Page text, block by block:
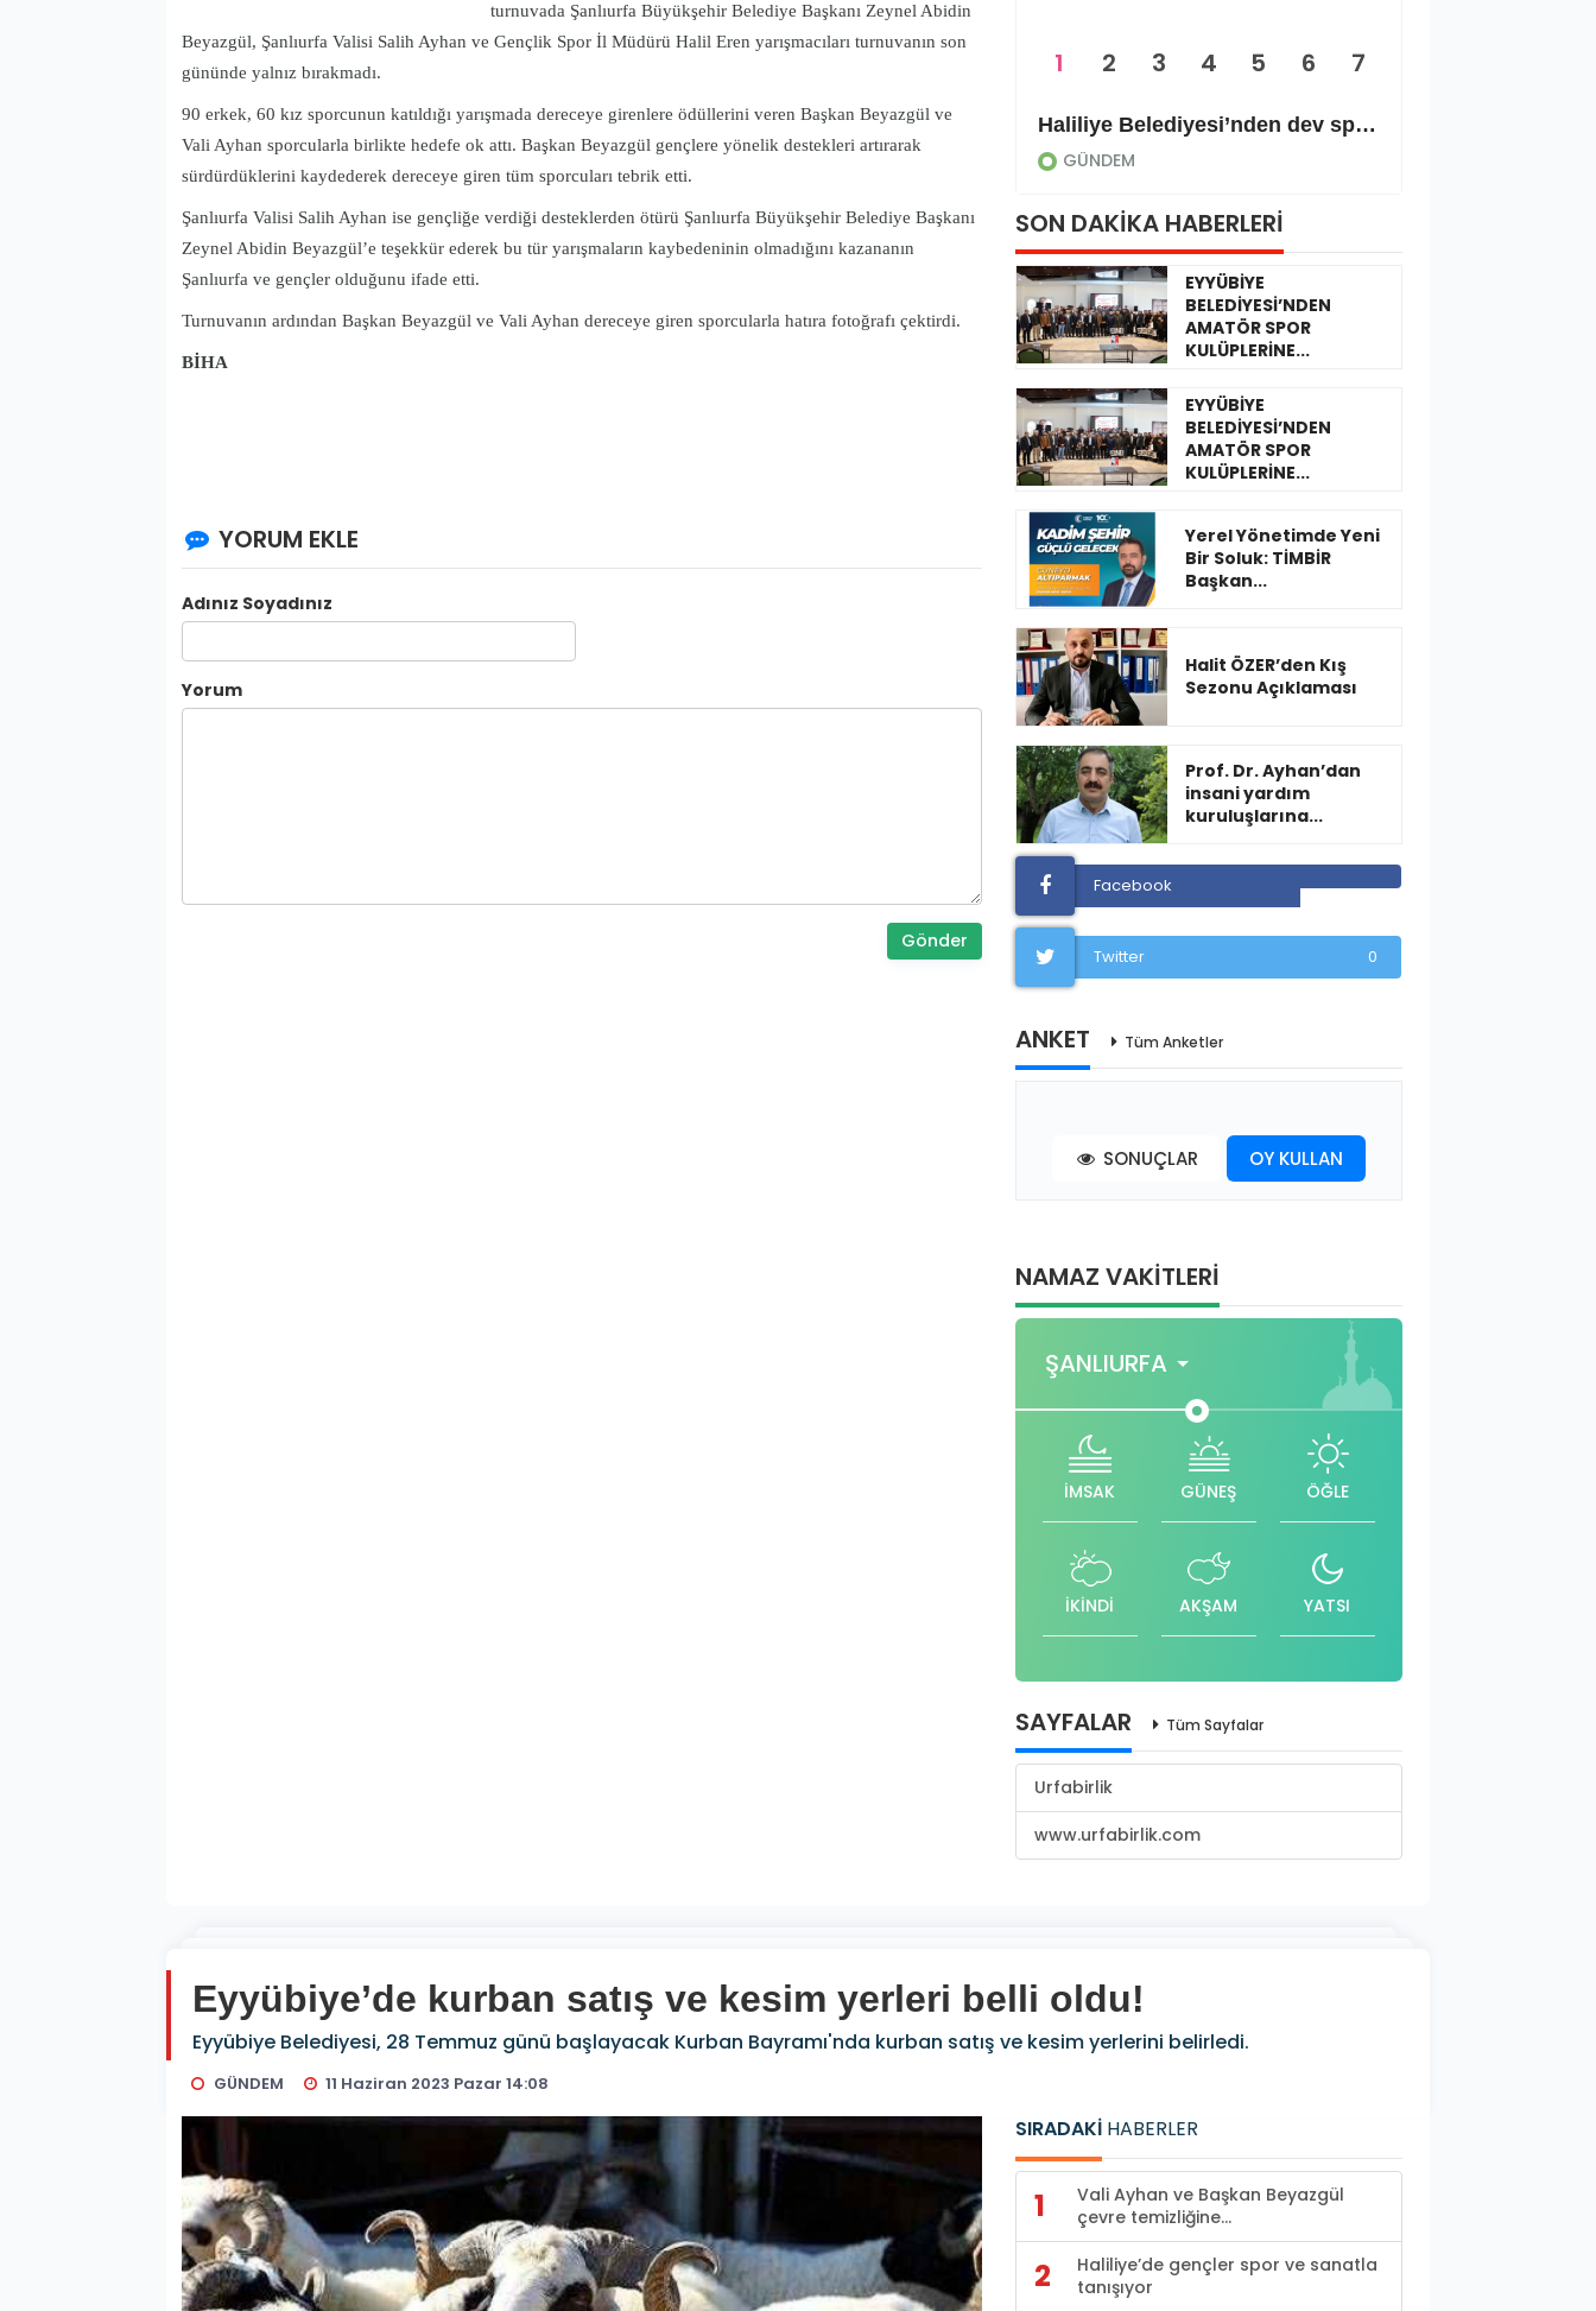
turnuvada Şanlıurfa Büyükşehir Belediye Başkanı Zeynel Abidin
Beyazgül, Şanlıurfa Valisi Salih Ayhan ve Gençlik Spor İl Müdürü Halil Eren yarışmacıları turnuvanın son
gününde yalnız bırakmadı.
90 erkek, 60 kız sporcunun katıldığı yarışmada dereceye girenlere ödüllerini veren Başkan Beyazgül ve
Vali Ayhan sporcularla birlikte hedefe ok attı. Başkan Beyazgül gençlere yönelik destekleri artırarak
sürdürdüklerini kaydederek dereceye giren tüm sporcuları tebrik etti.
Şanlıurfa Valisi Salih Ayhan ise gençliğe verdiği desteklerden ötürü Şanlıurfa Büyükşehir Belediye Başkanı
Zeynel Abidin Beyazgül’e teşekkür ederek bu tür yarışmaların kaybedeninin olmadığını kazananın
Şanlıurfa ve gençler olduğunu ifade etti.
Turnuvanın ardından Başkan Beyazgül ve Vali Ayhan dereceye giren sporcularla hatıra fotoğrafı çektirdi.
BİHA
YORUM EKLE
Adınız Soyadınız
Yorum
Gönder
GÜNDEM
Haliliye Belediyesi’nden dev spor yatırımı: Okçuluk sahası ve kapalı salon yapılıyor
GÜNDEM
1 2 3 4 5 6 7
SON DAKİKA HABERLERİ
EYYÜBİYE
BELEDİYESİ’NDEN
AMATÖR SPOR
KULÜPLERİNE...
EYYÜBİYE
BELEDİYESİ’NDEN
AMATÖR SPOR
KULÜPLERİNE...
Yerel Yönetimde Yeni
Bir Soluk: TİMBİR
Başkan...
Halit ÖZER’den Kış
Sezonu Açıklaması
Prof. Dr. Ayhan’dan
insani yardım
kuruluşlarına...
Facebook
Twitter 0
ANKET Tüm Anketler
SONUÇLAR OY KULLAN
NAMAZ VAKİTLERİ
ŞANLIURFA
İMSAK GÜNEŞ ÖĞLE
İKİNDİ AKŞAM YATSI
SAYFALAR Tüm Sayfalar
Urfabirlik
www.urfabirlik.com
Eyyübiye’de kurban satış ve kesim yerleri belli oldu!
Eyyübiye Belediyesi, 28 Temmuz günü başlayacak Kurban Bayramı'nda kurban satış ve kesim yerlerini belirledi.
GÜNDEM 11 Haziran 2023 Pazar 14:08
SIRADAKİ HABERLER
1
Vali Ayhan ve Başkan Beyazgül
çevre temizliğine...
2
Haliliye’de gençler spor ve sanatla
tanışıyor